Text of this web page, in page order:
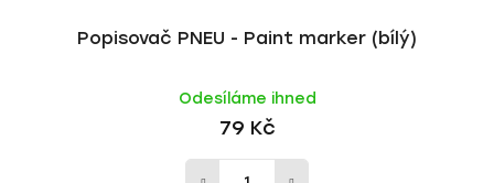
Popisovač PNEU - Paint marker (bílý)
Odesíláme ihned
79 Kč